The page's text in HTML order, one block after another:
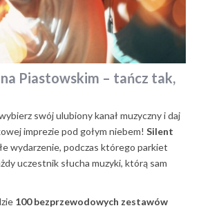
Piastowskim – tańcz tak,
swój ulubiony kanał muzyczny i daj
imprezie pod gołym niebem! Silent
wydarzenie, podczas którego parkiet
uczestnik słucha muzyki, którą sam
100 bezprzewodowych zestawów